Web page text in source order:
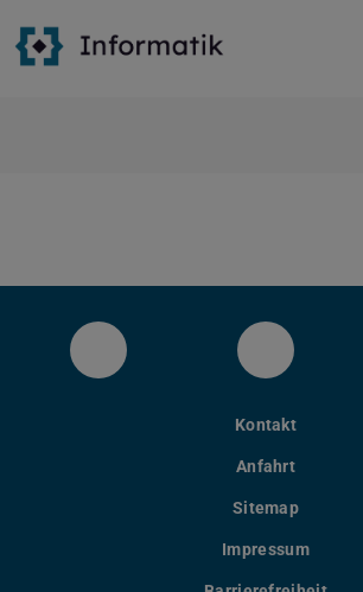
LinkedIn-Seite desYouTube
Kontakt
Anfahrt
Sitemap
Impressum